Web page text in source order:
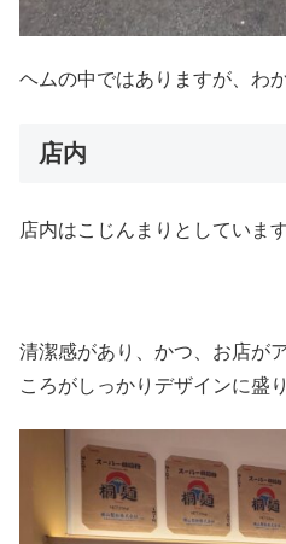
ヘムの中ではありますが、わ
店内
店内はこじんまりとしていま
清潔感があり、かつ、お店が
ころがしっかりデザインに盛